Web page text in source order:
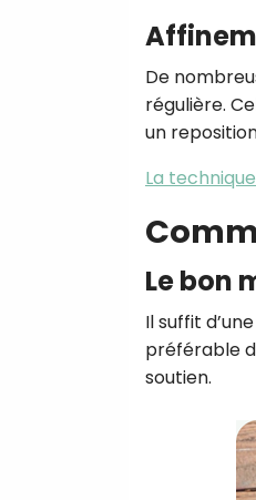
De
régulière.
un
La
Le bon
Il suffit
préférable
soutien.